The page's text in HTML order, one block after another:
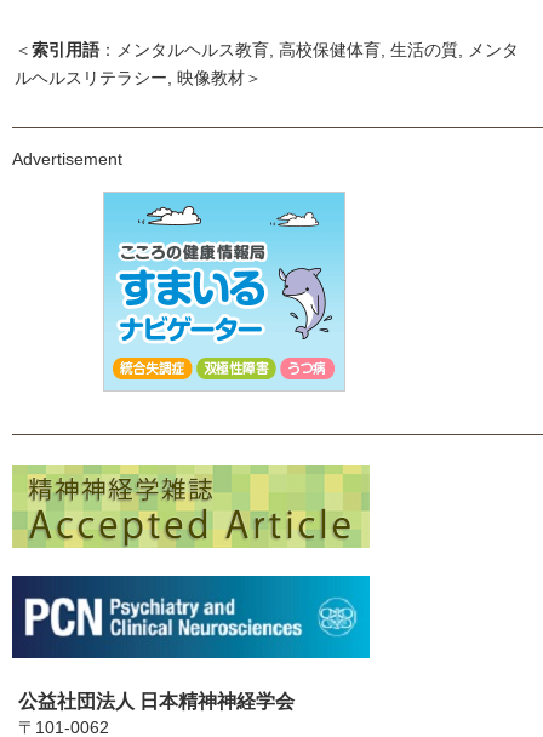
＜索引用語 ：メンタルヘルス教育, 高校保健体育, 生活の質, メンタ
ルヘルスリテラシー, 映像教材＞
Advertisement
公益社団法人 日本精神神経学会
〒101-0062